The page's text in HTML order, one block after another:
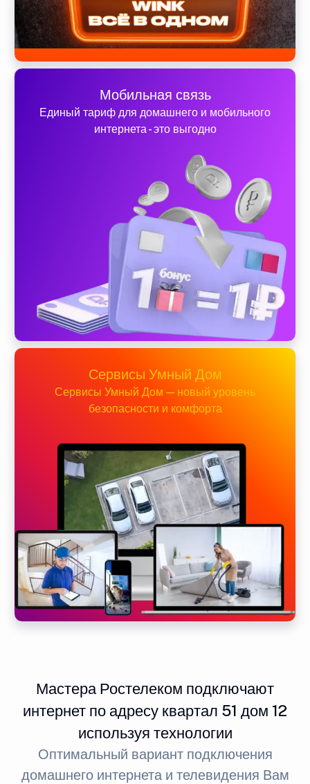
Мобильная связь
Единый тариф для домашнего и мобильного
интернета - это выгодно
Сервисы Умный Дом
Сервисы Умный Дом — новый уровень
безопасности и комфорта
Мастера Ростелеком подключают
интернет по адресу квартал 51 дом 12
используя технологии
Оптимальный вариант подключения
домашнего интернета и телевидения Вам